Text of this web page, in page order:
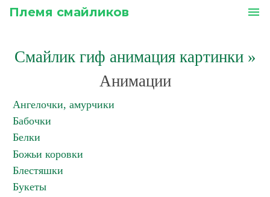
Племя смайликов menu
Смайлик гиф анимация картинки»
Анимации
Ангелочки, амурчики
Бабочки
Белки
Божьи коровки
Блестяшки
Букеты